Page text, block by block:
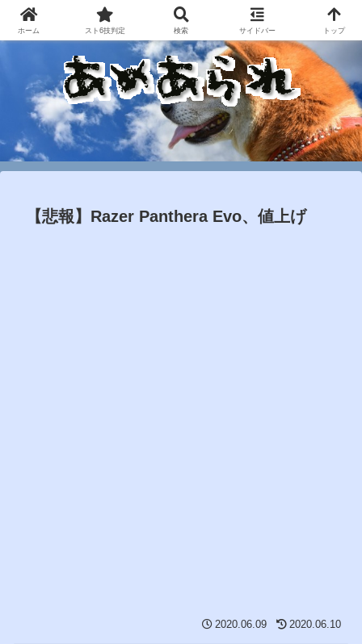
【悲報】Razer Panthera Evo、値上げ
2020.06.09 2020.06.10
ホーム スト6技判定 検索 サイドバー トップ